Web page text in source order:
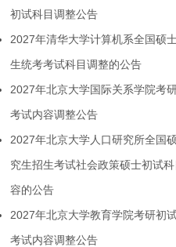
初试科目调整公告
2027年清华大学计算机系全国硕
生统考考试科目调整的公告
2027年北京大学国际关系学院考
考试内容调整公告
2027年北京大学人口研究所全国
究生招生考试社会政策硕士初试
容的公告
2027年北京大学教育学院考研初
考试内容调整公告